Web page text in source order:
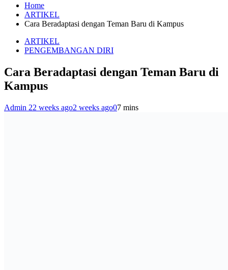
Home
ARTIKEL
Cara Beradaptasi dengan Teman Baru di Kampus
ARTIKEL
PENGEMBANGAN DIRI
Cara Beradaptasi dengan Teman Baru di
Kampus
Admin 22 weeks ago2 weeks ago07 mins